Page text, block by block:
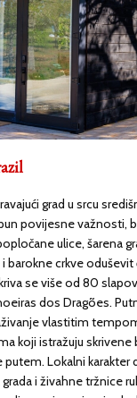
grad u srcu
povijesne važnosti,
ulice, šarena
barokne crkve oduševit
se više od 80
dos Dragões.
vlastitim
koji istražuju skrivene
Lokalni karakter
i živahne tržnice